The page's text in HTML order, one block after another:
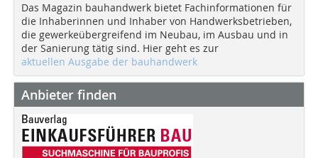
Das Magazin bauhandwerk bietet Fachinformationen für
die Inhaberinnen und Inhaber von Handwerksbetrieben,
die gewerkeübergreifend im Neubau, im Ausbau und in
der Sanierung tätig sind. Hier geht es zur
aktuellen Ausgabe der bauhandwerk
Anbieter finden